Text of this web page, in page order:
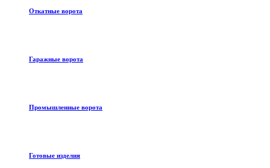
Откатные ворота
Гаражные ворота
Промышленные ворота
Готовые изделия